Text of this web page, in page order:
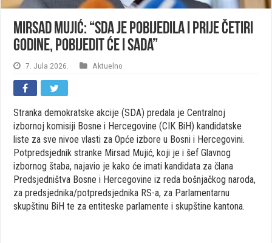
Mirsad Mujić: “SDA je pobijedila i prije četiri
godine, pobijedit će i sada”
7. Jula 2026. Aktuelno
Stranka demokratske akcije (SDA) predala je Centralnoj
izbornoj komisiji Bosne i Hercegovine (CIK BiH) kandidatske
liste za sve nivoe vlasti za Opće izbore u Bosni i Hercegovini.
Potpredsjednik stranke Mirsad Mujić, koji je i šef Glavnog
izbornog štaba, najavio je kako će imati kandidata za člana
Predsjedništva Bosne i Hercegovine iz reda bošnjačkog naroda,
za predsjednika/potpredsjednika RS-a, za Parlamentarnu
skupštinu BiH te za entiteske parlamente i skupštine kantona.